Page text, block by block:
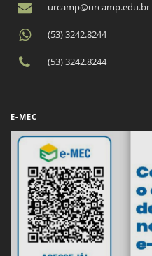
urcamp@urcamp.edu.br
(53) 3242.8244
(53) 3242.8244
E-MEC